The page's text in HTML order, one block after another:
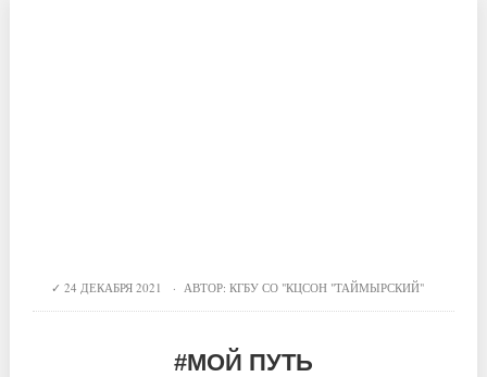
24 ДЕКАБРЯ 2021 · АВТОР: КГБУ СО "КЦСОН "ТАЙМЫРСКИЙ"
#МОЙ ПУТЬ